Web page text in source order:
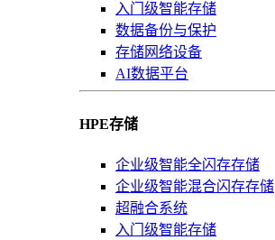
入门级智能存储
数据备份与保护
存储网络设备
AI数据平台
HPE存储
企业级智能全闪存存储
企业级智能混合闪存存储
超融合系统
入门级智能存储